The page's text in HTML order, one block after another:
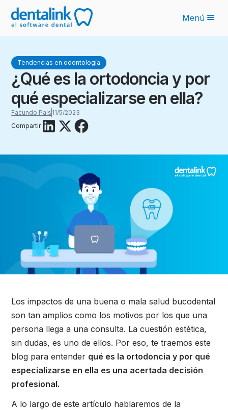
Novedades IA
Planes
Sobre nosotros
Blog
Recursos
Ingresar
Solicita tu cotización
Menú
Tendencias en odontología
¿Qué es la ortodoncia y por
qué especializarse en ella?
Facundo Pais 11/5/2023
Compartir
Los impactos de una buena o mala salud bucodental
son tan amplios como los motivos por los que una
persona llega a una consulta. La cuestión estética,
sin dudas, es uno de ellos. Por eso, te traemos este
blog para entender qué es la ortodoncia y por qué
especializarse en ella es una acertada decisión
profesional.
A lo largo de este artículo hablaremos de la